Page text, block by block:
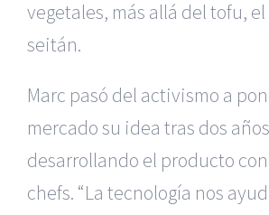
vegetales, más allá del tofu,
seitán.
Marc pasó del activismo a
mercado su idea tras dos años
desarrollando el producto
chefs. “La tecnología nos